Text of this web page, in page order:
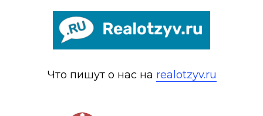
Что пишут о нас на realotzyv.ru